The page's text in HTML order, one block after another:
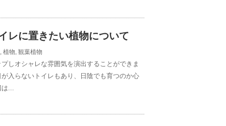
レに置きたい植物について
, 植物, 観葉植物
しオシャレな雰囲気を演出することができま
入らないトイレもあり、日陰でも育つのか心
は...